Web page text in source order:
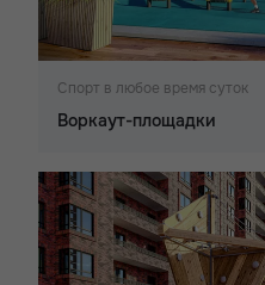
Спорт в любое время суток
Воркаут-площадки